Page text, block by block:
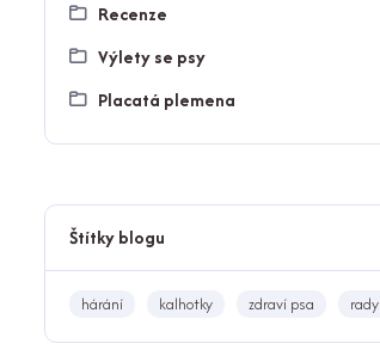
Recenze
Výlety se psy
Placatá plemena
Štítky blogu
hárání kalhotky zdraví psa rady